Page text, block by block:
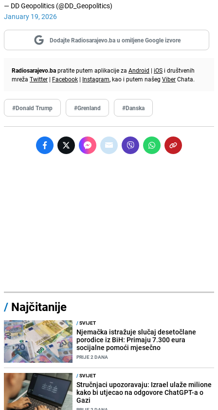
— DD Geopolitics (@DD_Geopolitics)
January 19, 2026
Dodajte Radiosarajevo.ba u omiljene Google izvore
Radiosarajevo.bapratite putem aplikacije za Android | iOS i društvenih
mreža Twitter | Facebook | Instagram, kao i putem našeg ViberChata.
#Donald Trump #Grenland #Danska
/ Najčitanije
/SVIJET
Njemačka istražuje slučaj desetočlane
porodice iz BiH: Primaju 7.300 eura
socijalne pomoći mjesečno
PRIJE 2 DANA
/SVIJET
Stručnjaci upozoravaju: Izrael ulaže milione
kako bi utjecao na odgovore ChatGPT-a o
Gazi